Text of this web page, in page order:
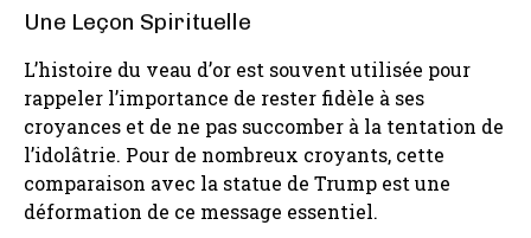
Une Leçon Spirituelle
L’histoire du veau d’or est souvent utilisée pour
rappeler l’importance de rester fidèle à ses
croyances et de ne pas succomber à la tentation de
l’idolâtrie. Pour de nombreux croyants, cette
comparaison avec la statue de Trump est une
déformation de ce message essentiel.